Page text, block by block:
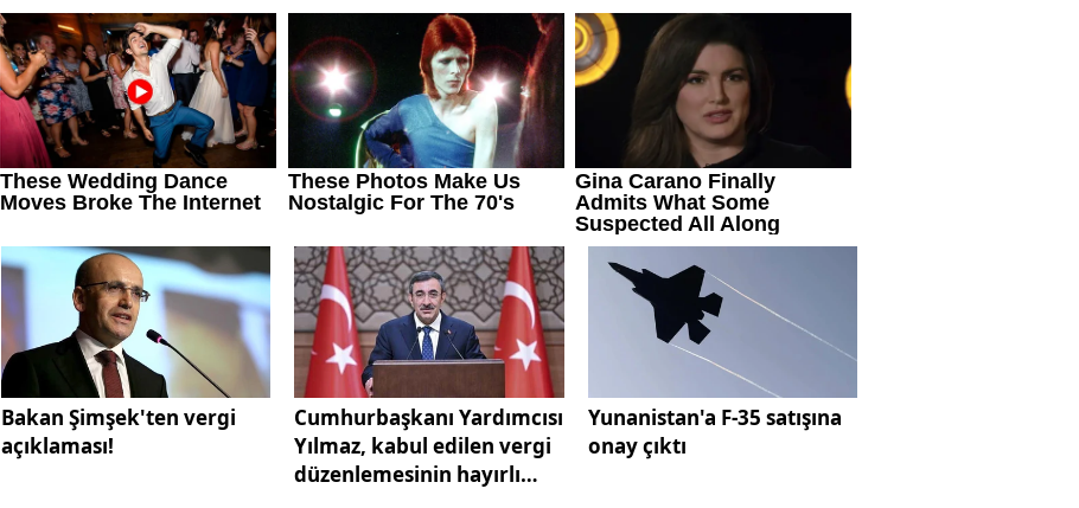
Bakan Şimşek'ten vergi
açıklaması!
Cumhurbaşkanı Yardımcısı
Yılmaz, kabul edilen vergi
düzenlemesinin hayırlı
Yunanistan'a F-35 satışına
onay çıktı